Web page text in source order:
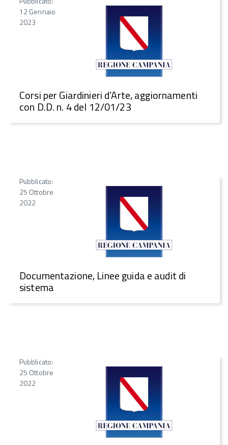
12 Gennaio
2023
Corsi per Giardinieri d’Arte, aggiornamenti
con D.D. n. 4 del 12/01/23
Pubblicato:
25 Ottobre
2022
Documentazione, Linee guida e audit di
sistema
Pubblicato:
25 Ottobre
2022